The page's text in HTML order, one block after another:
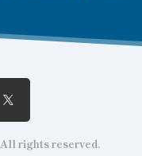
rights reserved.